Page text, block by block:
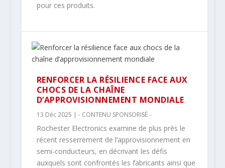
pour ces produits.
RENFORCER LA RÉSILIENCE FACE AUX
CHOCS DE LA CHAÎNE
D’APPROVISIONNEMENT MONDIALE
13 Déc 2025 | - CONTENU SPONSORISÉ -
Rochester Electronics examine de plus près le
récent resserrement de l’approvisionnement en
semi-conducteurs, en décrivant les défis
auxquels sont confrontés les fabricants ainsi que